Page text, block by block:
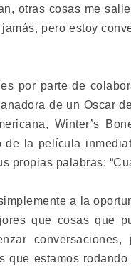
otras cosas me
pero estoy
por parte de
de un Oscar
Winter’s
la película
propias palabras:
a la
que cosas que
que estamos